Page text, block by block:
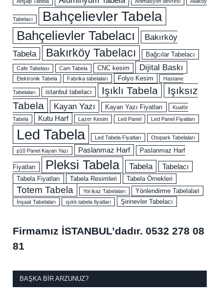
Tabelacı Bahçelievler Tabela
Bahçelievler Tabelacı
Bakırköy
Tabela
Bakırköy Tabelacı Bağcılar Tabelacı
Cafe Tabelası Cam Tabela CNC kesim Dijital Baskı
Elektronik Tabela Fabrika tabelaları Folyo Kesim Hastane
Tabelaları istanbul tabelacı Işıklı Tabela
Işıksız
Tabela
Kayan Yazı Kayan Yazı Fiyatları
Kuaför
Tabela
Kutu Harf Lazer Kesim Led Panel Led Panel Fiyatları
Led Tabela Led Tabela Fiyatları Otopark Tabelaları
p10 Panel Kayan Yazı Paslanmaz Harf Paslanmaz Harf
Fiyatları Pleksi Tabela Tabela Tabelacı
Tabela Fiyatları Tabela Resimleri Tabela Örnekleri
Totem Tabela Yol ikaz Tabelaları Yönlendirme Tabelalari
İnşaat Tabelaları ışıklı tabela fiyatları Şirinevler Tabelacı
Firmamız İSTANBUL’dadır. 0532 278 08
81
BAŞKA BIR ARZUNUZ?